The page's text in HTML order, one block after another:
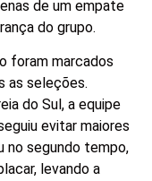
de um empate
do grupo.
foram marcados
as seleções.
do Sul, a equipe
evitar maiores
no segundo tempo,
levando a